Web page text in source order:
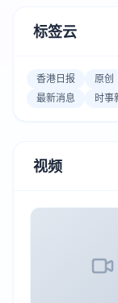
标签云
香港日报 原创
最新消息
时事
视频